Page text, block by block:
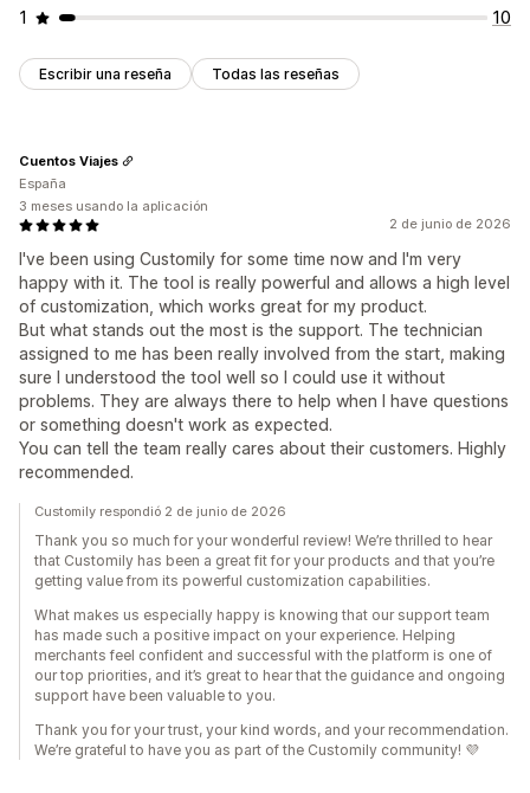
1
10
Escribir una reseña Todas las reseñas
2 de junio de 2026
I've been using Customily for some time now and I'm very
happy with it. The tool is really powerful and allows a high level
of customization, which works great for my product.
But what stands out the most is the support. The technician
assigned to me has been really involved from the start, making
sure I understood the tool well so I could use it without
problems. They are always there to help when I have questions
or something doesn't work as expected.
You can tell the team really cares about their customers. Highly
recommended.
Cuentos Viajes
España
3 meses usando la aplicación
Customily respondió 2 de junio de 2026
Thank you so much for your wonderful review! We’re thrilled to hear
that Customily has been a great fit for your products and that you’re
getting value from its powerful customization capabilities.
What makes us especially happy is knowing that our support team
has made such a positive impact on your experience. Helping
merchants feel confident and successful with the platform is one of
our top priorities, and it’s great to hear that the guidance and ongoing
support have been valuable to you.
Thank you for your trust, your kind words, and your recommendation.
We’re grateful to have you as part of the Customily community! 💜